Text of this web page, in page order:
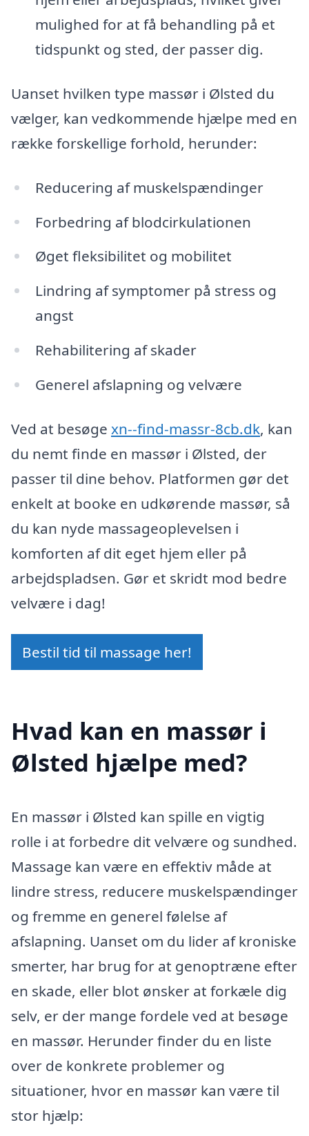
mulighed for at få behandling på et
tidspunkt og sted, der passer dig.
Uanset hvilken type massør i Ølsted du
vælger, kan vedkommende hjælpe med en
række forskellige forhold, herunder:
Reducering af muskelspændinger
Forbedring af blodcirkulationen
Øget fleksibilitet og mobilitet
Lindring af symptomer på stress og
angst
Rehabilitering af skader
Generel afslapning og velvære
Ved at besøge xn--find-massr-8cb.dk, kan
du nemt finde en massør i Ølsted, der
passer til dine behov. Platformen gør det
enkelt at booke en udkørende massør, så
du kan nyde massageoplevelsen i
komforten af dit eget hjem eller på
arbejdspladsen. Gør et skridt mod bedre
velvære i dag!
Bestil tid til massage her!
Hvad kan en massør i
Ølsted hjælpe med?
En massør i Ølsted kan spille en vigtig
rolle i at forbedre dit velvære og sundhed.
Massage kan være en effektiv måde at
lindre stress, reducere muskelspændinger
og fremme en generel følelse af
afslapning. Uanset om du lider af kroniske
smerter, har brug for at genoptræne efter
en skade, eller blot ønsker at forkæle dig
selv, er der mange fordele ved at besøge
en massør. Herunder finder du en liste
over de konkrete problemer og
situationer, hvor en massør kan være til
stor hjælp: